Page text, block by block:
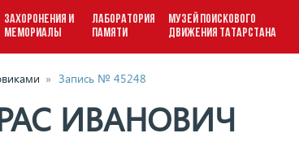
ЗАХОРОНЕНИЯ И
МЕМОРИАЛЫ
ЛАБОРАТОРИЯ
ПАМЯТИ
МУЗЕЙ ПОИСКОВОГО
ДВИЖЕНИЯ ТАТАРСТАНА
» Запись № 45248
ИВАНОВИЧ